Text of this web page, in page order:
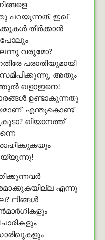
പറയുന്നത്. ഇഖ്
തീര്‍ക്കാന്‍
പോലും
വരുമോ?
പരാതിയുമായി
അതും
ഖളാഇനെ!
ഉണ്ടാകുന്നതു
എന്തുകൊണ്ട്
ഖിയാനത്ത്
എന്നു
നിങ്ങള്‍